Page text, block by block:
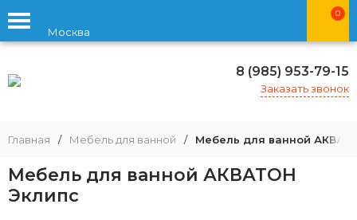
Москва
0
8 (985) 953-79-15
Заказать звонок
Главная / Мебель для ванной / Мебель для ванной
Мебель для ванной АКВАТОН
Эклипс